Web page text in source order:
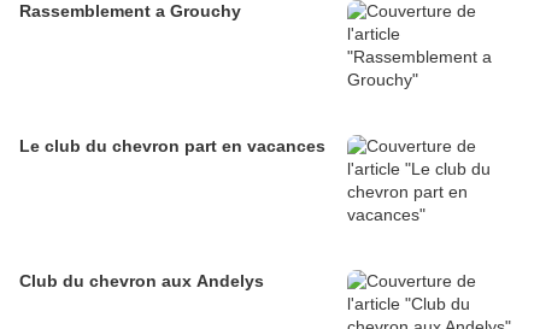
Rassemblement a Grouchy
Le club du chevron part en vacances
Club du chevron aux Andelys